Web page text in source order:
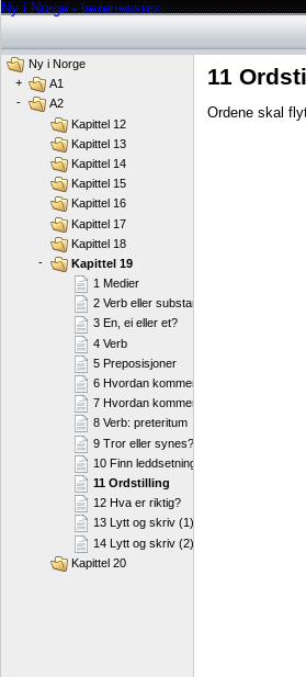
Ny i Norge - lærerressurs
11
Ordene skal
Ny i Norge
+
A1
-
A2
Kapittel 12
Kapittel 13
Kapittel 14
Kapittel 15
Kapittel 16
Kapittel 17
Kapittel 18
-
Kapittel 19
1 Medier
2 Verb eller substantiv?
3 En, ei eller et?
4 Verb
5 Preposisjoner
6 Hvordan kommer jeg i kontakt med
7 Hvordan kommer jeg i kontakt med
8 Verb: preteritum
9 Tror eller synes?
10 Finn leddsetningen
11 Ordstilling
12 Hva er riktig?
13 Lytt og skriv (1)
14 Lytt og skriv (2)
Kapittel 20